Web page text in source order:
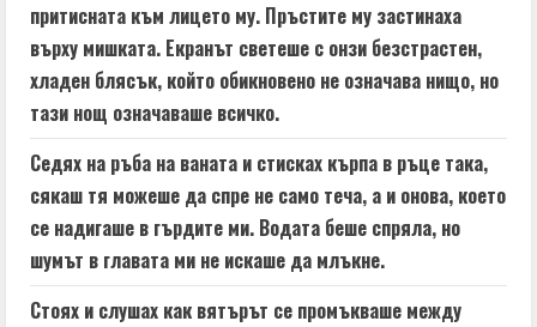
притисната към лицето му. Пръстите му застинаха
върху мишката. Екранът светеше с онзи безстрастен,
хладен блясък, който обикновено не означава нищо, но
тази нощ означаваше всичко.
Седях на ръба на ваната и стисках кърпа в ръце така,
сякаш тя можеше да спре не само теча, а и онова, което
се надигаше в гърдите ми. Водата беше спряла, но
шумът в главата ми не искаше да млъкне.
Стоях и слушах как вятърът се промъкваше между